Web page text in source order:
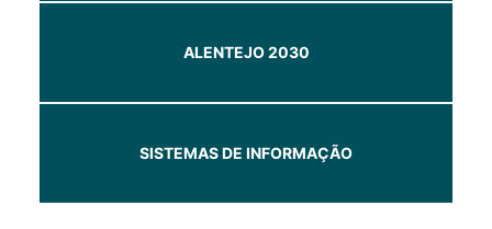
ALENTEJO 2030
SISTEMAS DE INFORMAÇÃO